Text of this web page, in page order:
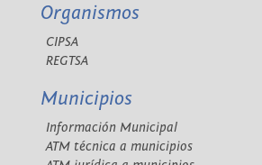
Organismos
CIPSA
REGTSA
Municipios
Información Municipal
ATM técnica a municipios